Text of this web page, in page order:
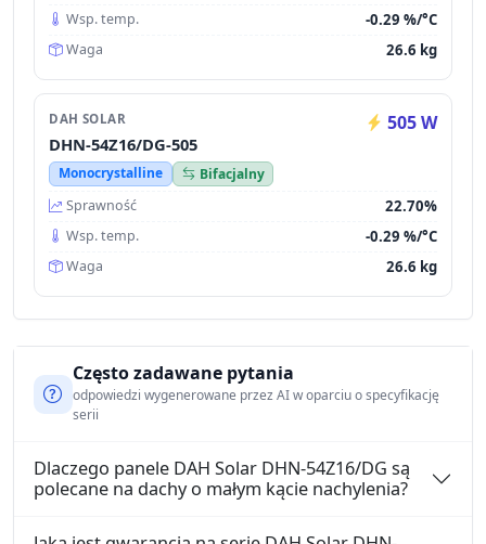
Wsp. temp. -0.29 %/°C
Waga 26.6 kg
DAH SOLAR 505 W
DHN-54Z16/DG-505
Monocrystalline
Bifacjalny
Sprawność
22.70%
Wsp. temp. -0.29 %/°C
Waga 26.6 kg
Często zadawane pytania
odpowiedzi wygenerowane przez AI w oparciu o specyfikację
serii
Dlaczego panele DAH Solar DHN-54Z16/DG są
polecane na dachy o małym kącie nachylenia?